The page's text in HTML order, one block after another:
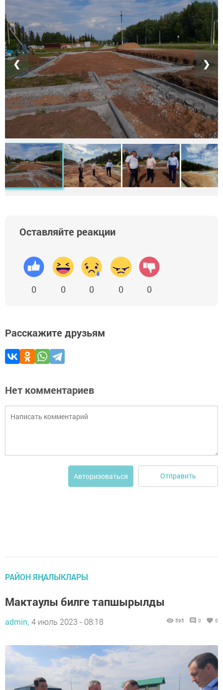
❮ ❯
Оставляйте реакции
0 0 0 0 0
Расскажите друзьям
Нет комментариев
Авторизоваться Отправить
РАЙОН ЯҢАЛЫКЛАРЫ
Мактаулы билге тапшырылды
admin, 4 июль 2023 - 08:18 595 0 0